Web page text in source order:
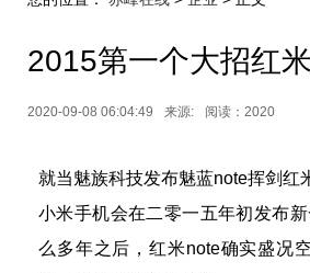
2015第一个大招红
2020-09-08 06:04:49 来源: 阅读：2020
就当魅族科技发布魅蓝note挥剑
小米手机会在二零一五年初发布
么多年之后，红米note确实盛况